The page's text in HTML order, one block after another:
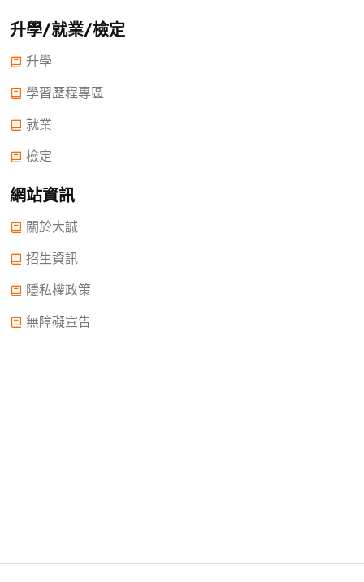
升學/就業/檢定
升學
學習歷程專區
就業
檢定
網站資訊
關於大誠
招生資訊
隱私權政策
無障礙宣告